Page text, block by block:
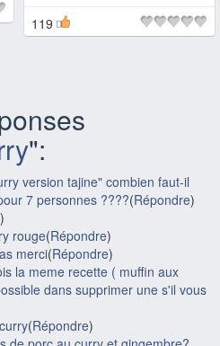
119
":
version tajine" combien faut-il
7 personnes ????(Répondre)
)
rouge(Répondre)
merci(Répondre)
la meme recette ( muffin aux
dans supprimer une s'il vous
(Répondre)